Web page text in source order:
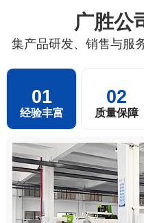
广胜公
集产品研发、销售与服
01
经验丰富
02
质量保障